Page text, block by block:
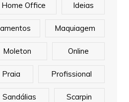
Home Office Ideias
Maquiagem
Moleton Online
Praia Profissional
Sandálias Scarpin